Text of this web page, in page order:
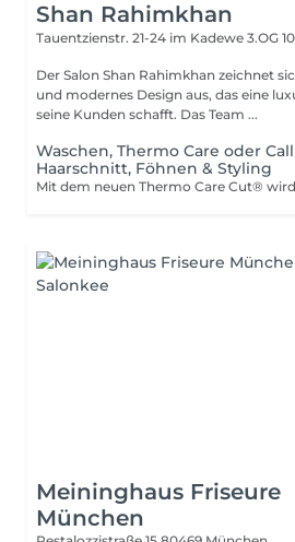
Shan Rahimkhan
Tauentzienstr. 21-24 im Kadewe 3.OG
Der Salon Shan Rahimkhan zeichnet
und modernes Design aus, das eine
seine Kunden schafft. Das Team ...
Waschen, Thermo Care oder
Haarschnitt, Föhnen & Styling
Meininghaus Friseure
München